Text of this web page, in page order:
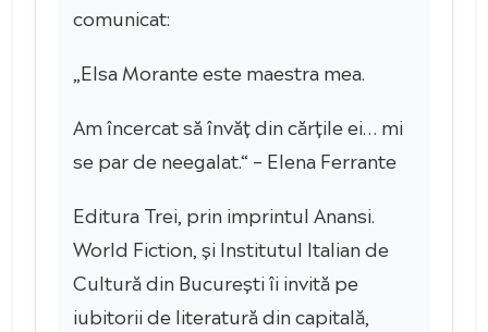
comunicat:
„Elsa Morante este maestra mea.
Am încercat să învăț din cărțile ei… mi
se par de neegalat.“ – Elena Ferrante
Editura Trei, prin imprintul Anansi.
World Fiction, și Institutul Italian de
Cultură din București îi invită pe
iubitorii de literatură din capitală,